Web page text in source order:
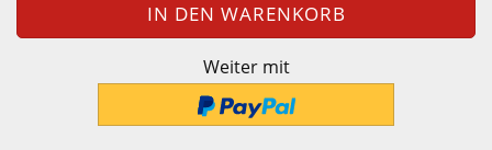
Weiter mit